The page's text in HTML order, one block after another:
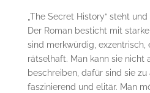
„The Secret History“ steht
Der Roman besticht mit
sind merkwürdig, exzentrisch,
rätselhaft. Man kann sie nicht
beschreiben, dafür sind sie
faszinierend und elitär. Man